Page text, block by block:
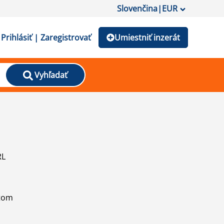
Slovenčina|EUR
Prihlásiť | Zaregistrovať Umiestniť inzerát
Vyhľadať